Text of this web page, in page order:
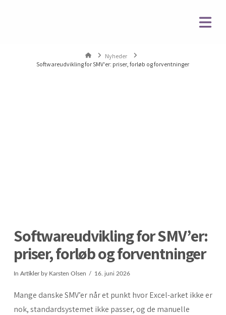
HomeNyheder
Softwareudvikling for SMV'er: priser, forløb og forventninger
Softwareudvikling for SMV’er:
priser, forløb og forventninger
In Artiklerby Karsten Olsen 16. juni 2026
Mange danske SMV’er når et punkt hvor Excel-arket ikke er
nok, standardsystemet ikke passer, og de manuelle